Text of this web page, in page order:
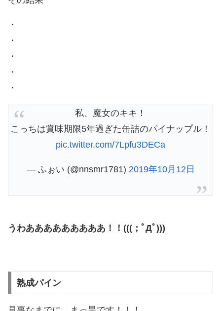
・
・
・
・
・
私、魔女のキキ！
こっちは賞味期限5年過ぎた缶詰のパイナップル！
pic.twitter.com/7Lpfu3DECa
— ふぉい (@nnsmr1781) 2019年10月12日
うわあああああああああ！！(((；ﾟДﾟ)))
熟成パイン